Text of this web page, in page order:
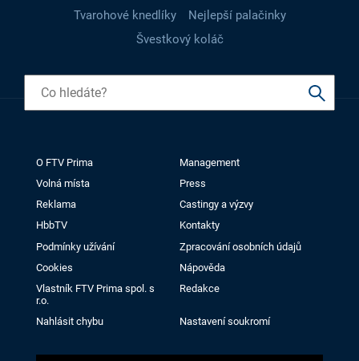
Tvarohové knedlíky
Nejlepší palačinky
Švestkový koláč
O FTV Prima
Management
Volná místa
Press
Reklama
Castingy a výzvy
HbbTV
Kontakty
Podmínky užívání
Zpracování osobních údajů
Cookies
Nápověda
Vlastník FTV Prima spol. s
r.o.
Redakce
Nahlásit chybu Nastavení soukromí